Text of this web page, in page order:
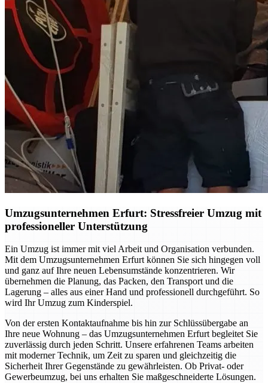
Umzugsunternehmen Erfurt: Stressfreier Umzug mit
professioneller Unterstützung
Ein Umzug ist immer mit viel Arbeit und Organisation verbunden.
Mit dem Umzugsunternehmen Erfurt können Sie sich hingegen voll
und ganz auf Ihre neuen Lebensumstände konzentrieren. Wir
übernehmen die Planung, das Packen, den Transport und die
Lagerung – alles aus einer Hand und professionell durchgeführt. So
wird Ihr Umzug zum Kinderspiel.
Von der ersten Kontaktaufnahme bis hin zur Schlüssübergabe an
Ihre neue Wohnung – das Umzugsunternehmen Erfurt begleitet Sie
zuverlässig durch jeden Schritt. Unsere erfahrenen Teams arbeiten
mit moderner Technik, um Zeit zu sparen und gleichzeitig die
Sicherheit Ihrer Gegenstände zu gewährleisten. Ob Privat- oder
Gewerbeumzug, bei uns erhalten Sie maßgeschneiderte Lösungen.